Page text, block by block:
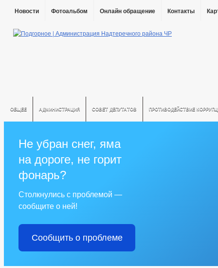
Новости Фотоальбом Онлайн обращение Контакты
ОБЩЕЕ АДМИНИСТРАЦИЯ СОВЕТ ДЕПУТАТОВ ПРОТИВОДЕЙСТВИЕ
Не убран снег, яма
на дороге, не горит
фонарь?
Столкнулись с проблемой —
сообщите о ней!
Сообщить о проблеме